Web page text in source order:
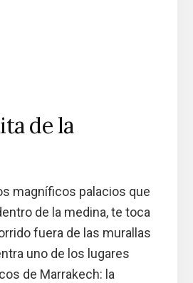
de la
magníficos palacios que
de la medina, te toca
fuera de las murallas
uno de los lugares
de Marrakech: la